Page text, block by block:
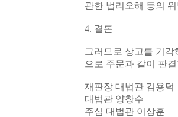
관한 법리오해 등의
4. 결론
그러므로 상고를 기
으로 주문과 같이 판
재판장 대법관 김용덕
대법관 양창수
주심 대법관 이상훈